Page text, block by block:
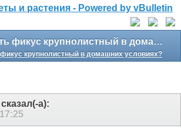
Как размножить фикус крупнолистный в домашних условиях?
крупнолистный в домашних условиях?
сказал(-а):
17:25